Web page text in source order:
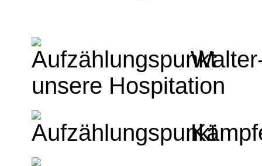
unsere Hospitation